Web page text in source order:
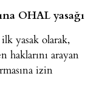
OHAL yasağı
yasak olarak,
haklarını arayan
izin